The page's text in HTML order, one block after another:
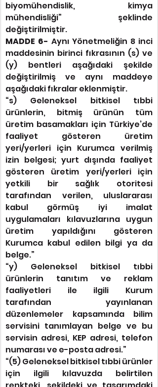
biyomühendislik, kimya
mühendisliği” şeklinde
değiştirilmiştir.
MADDE 6- Aynı Yönetmeliğin 8 inci
maddesinin birinci fıkrasının (s) ve
(y) bentleri aşağıdaki şekilde
değiştirilmiş ve aynı maddeye
aşağıdaki fıkralar eklenmiştir.
“s) Geleneksel bitkisel tıbbi
ürünlerin, bitmiş ürünün tüm
üretim basamakları için Türkiye’de
faaliyet gösteren üretim
yeri/yerleri için Kurumca verilmiş
izin belgesi; yurt dışında faaliyet
gösteren üretim yeri/yerleri için
yetkili bir sağlık otoritesi
tarafından verilen, uluslararası
kabul görmüş iyi imalat
uygulamaları kılavuzlarına uygun
üretim yapıldığını gösteren
Kurumca kabul edilen bilgi ya da
belge.”
“y) Geleneksel bitkisel tıbbi
ürünlerin tanıtım ve reklam
faaliyetleri ile ilgili Kurum
tarafından yayınlanan
düzenlemeler kapsamında bilim
servisini tanımlayan belge ve bu
servisin adresi, KEP adresi, telefon
numarası ve e-posta adresi.”
“(5) Geleneksel bitkisel tıbbi ürünler
için ilgili kılavuzda belirtilen